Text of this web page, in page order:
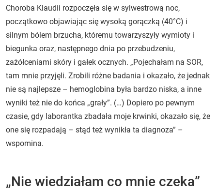
Choroba Klaudii rozpoczęła się w sylwestrową noc,
początkowo objawiając się wysoką gorączką (40°C) i
silnym bólem brzucha, któremu towarzyszyły wymioty i
biegunka oraz, następnego dnia po przebudzeniu,
zażółceniami skóry i gałek ocznych. „Pojechałam na SOR,
tam mnie przyjęli. Zrobili różne badania i okazało, że jednak
nie są najlepsze – hemoglobina była bardzo niska, a inne
wyniki też nie do końca „grały”. (…) Dopiero po pewnym
czasie, gdy laborantka zbadała moje krwinki, okazało się, że
one się rozpadają – stąd też wynikła ta diagnoza” –
wspomina.
„Nie wiedziałam co mnie czeka”